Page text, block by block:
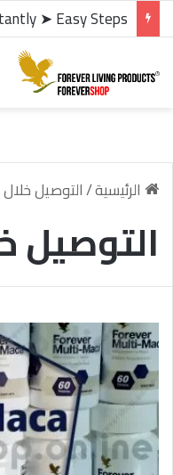
الرئيسية/التوصيل خلال 48 ساعة
التوصيل خلال